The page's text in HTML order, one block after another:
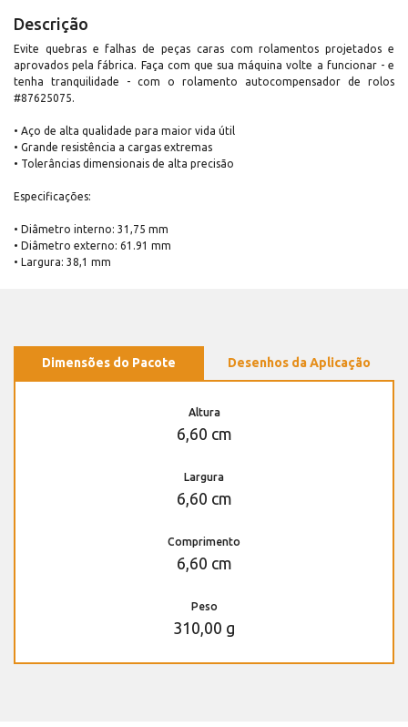
Descrição
Evite quebras e falhas de peças caras com rolamentos projetados e
aprovados pela fábrica. Faça com que sua máquina volte a funcionar - e
tenha tranquilidade - com o rolamento autocompensador de rolos
#87625075.
• Aço de alta qualidade para maior vida útil
• Grande resistência a cargas extremas
• Tolerâncias dimensionais de alta precisão
Especificações:
• Diâmetro interno: 31,75 mm
• Diâmetro externo: 61.91 mm
• Largura: 38,1 mm
Dimensões do Pacote Desenhos da Aplicação
Altura
6,60 cm
Largura
6,60 cm
Comprimento
6,60 cm
Peso
310,00 g